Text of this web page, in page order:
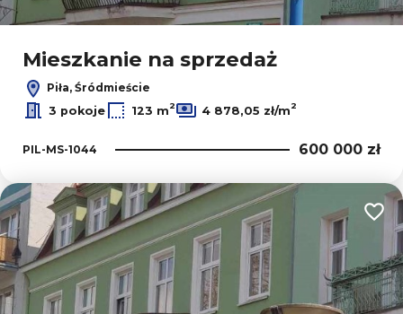
Mieszkanie na sprzedaż
Piła, Śródmieście
3 pokoje
123 m2 4 878,05 zł/m2
PIL-MS-1044 600 000 zł